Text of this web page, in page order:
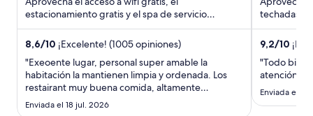
el
noche
es
de
estacionamiento gratis y el spa de servicio
completo. Estarás muy cerca de ...
8,6/10 ¡Excelente! (1005 opiniones)
"Exeoente lugar, personal super amable la
habitación la mantienen limpia y ordenada. Los
restairant muy buena comida, altamente
recomendable"
Enviada el 18 jul. 2026
techadas y
huéspedes
9,2/10
"Todo bien
atención"
Enviada el